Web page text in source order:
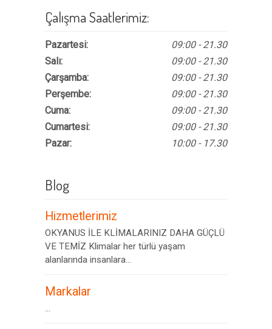
Çalışma Saatlerimiz:
Pazartesi:
Salı:
Çarşamba:
Perşembe:
Cuma:
Cumartesi:
Pazar:
09:00 - 21.30
09:00 - 21.30
09:00 - 21.30
09:00 - 21.30
09:00 - 21.30
09:00 - 21.30
10:00 - 17.30
Blog
Hizmetlerimiz
OKYANUS İLE KLİMALARINIZ DAHA GÜÇLÜ
VE TEMİZ Klimalar her türlü yaşam
alanlarında insanlara...
Markalar
...